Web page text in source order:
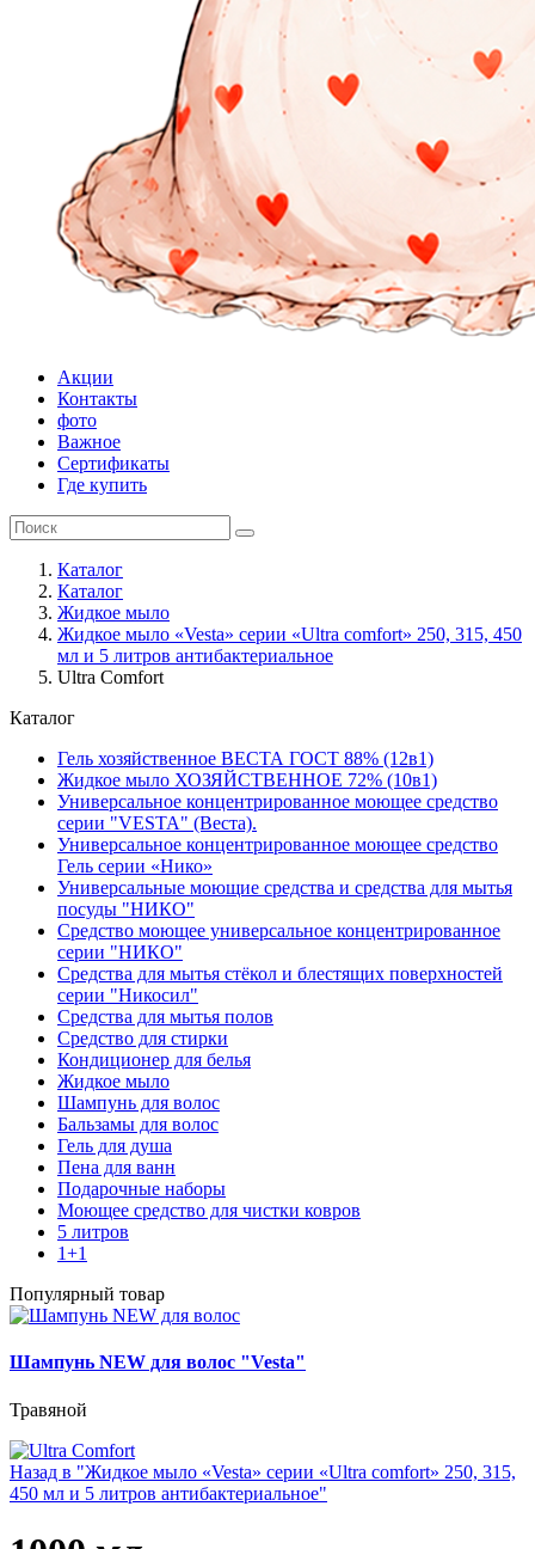
Акции
Контакты
фото
Важное
Сертификаты
Где купить
Каталог
Каталог
Жидкое мыло
Жидкое мыло «Vesta» серии «Ultra comfort» 250, 315, 450
мл и 5 литров антибактериальное
Ultra Comfort
Каталог
Гель хозяйственное ВЕСТА ГОСТ 88% (12в1)
Жидкое мыло ХОЗЯЙСТВЕННОЕ 72% (10в1)
Универсальное концентрированное моющее средство
серии "VESTA" (Веста).
Универсальное концентрированное моющее средство
Гель серии «Нико»
Универсальные моющие средства и средства для мытья
посуды "НИКО"
Средство моющее универсальное концентрированное
серии "НИКО"
Средства для мытья стёкол и блестящих поверхностей
серии "Никосил"
Средства для мытья полов
Средство для стирки
Кондиционер для белья
Жидкое мыло
Шампунь для волос
Бальзамы для волос
Гель для душа
Пена для ванн
Подарочные наборы
Моющее средство для чистки ковров
5 литров
1+1
Популярный товар
Шампунь NEW для волос "Vesta"
Травяной
Назад в "Жидкое мыло «Vesta» серии «Ultra comfort» 250, 315,
450 мл и 5 литров антибактериальное"